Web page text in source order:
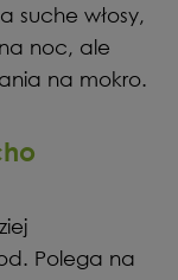
suche włosy,
noc, ale
na mokro.
Polega na